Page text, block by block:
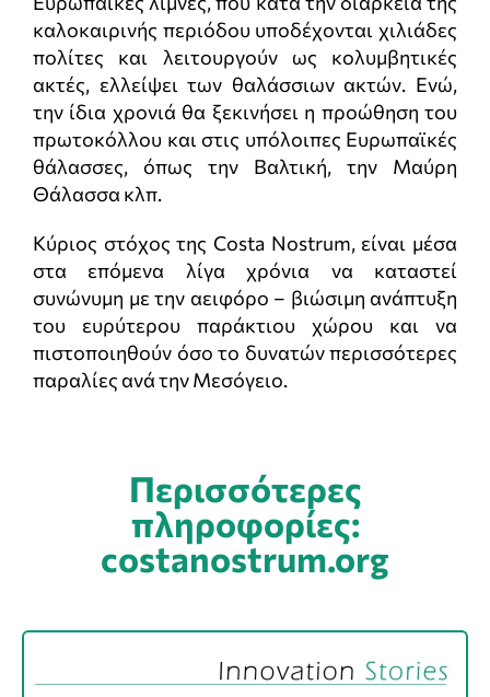
καλοκαιρινής περιόδου υποδέχονται χιλιάδες
πολίτες και λειτουργούν ως κολυμβητικές
ακτές, ελλείψει των θαλάσσιων ακτών. Ενώ,
την ίδια χρονιά θα ξεκινήσει η προώθηση του
πρωτοκόλλου και στις υπόλοιπες Ευρωπαϊκές
θάλασσες, όπως την Βαλτική, την Μαύρη
Θάλασσα κλπ.
Κύριος στόχος της Costa Nostrum, είναι μέσα
στα επόμενα λίγα χρόνια να καταστεί
συνώνυμη με την αειφόρο – βιώσιμη ανάπτυξη
του ευρύτερου παράκτιου χώρου και να
πιστοποιηθούν όσο το δυνατών περισσότερες
παραλίες ανά την Μεσόγειο.
Περισσότερες
πληροφορίες:
costanostrum.org